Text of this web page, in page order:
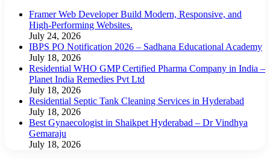
Framer Web Developer Build Modern, Responsive, and
High-Performing Websites.
July 24, 2026
IBPS PO Notification 2026 – Sadhana Educational Academy
July 18, 2026
Residential WHO GMP Certified Pharma Company in India –
Planet India Remedies Pvt Ltd
July 18, 2026
Residential Septic Tank Cleaning Services in Hyderabad
July 18, 2026
Best Gynaecologist in Shaikpet Hyderabad – Dr Vindhya
Gemaraju
July 18, 2026